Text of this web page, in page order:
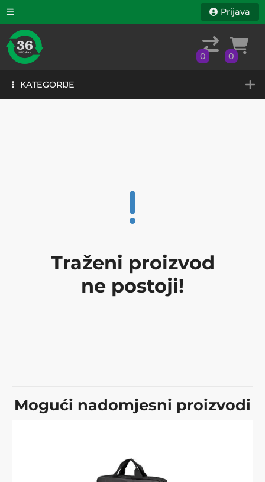
KATEGORIJE
Prijava
0 0
KATEGORIJE
Traženi proizvod
ne postoji!
Mogući nadomjesni proizvodi